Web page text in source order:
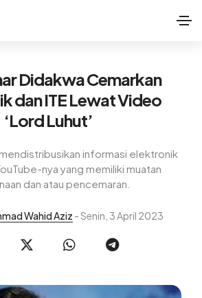
Didakwa Cemarkan
dan ITE Lewat Video
‘Lord Luhut’
informasi elektronik
nya yang memiliki muatan
dan atau pencemaran.
Wahid Aziz - Senin, 3 April 2023